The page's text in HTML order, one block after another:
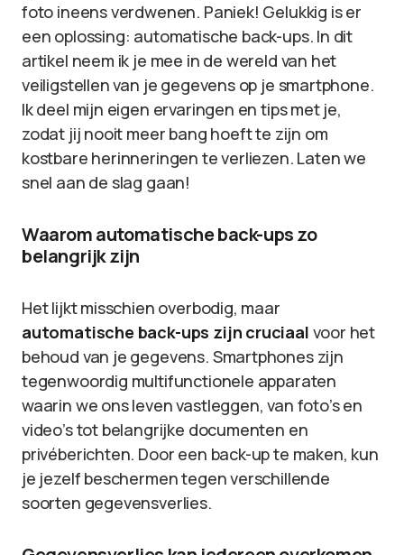
foto ineens verdwenen. Paniek! Gelukkig is er
een oplossing: automatische back-ups. In dit
artikel neem ik je mee in de wereld van het
veiligstellen van je gegevens op je smartphone.
Ik deel mijn eigen ervaringen en tips met je,
zodat jij nooit meer bang hoeft te zijn om
kostbare herinneringen te verliezen. Laten we
snel aan de slag gaan!
Waarom automatische back-ups zo
belangrijk zijn
Het lijkt misschien overbodig, maar
automatische back-ups zijn cruciaal voor het
behoud van je gegevens. Smartphones zijn
tegenwoordig multifunctionele apparaten
waarin we ons leven vastleggen, van foto’s en
video’s tot belangrijke documenten en
privéberichten. Door een back-up te maken, kun
je jezelf beschermen tegen verschillende
soorten gegevensverlies.